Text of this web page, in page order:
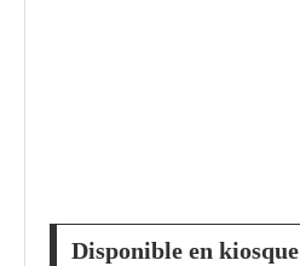
Disponible en kiosque